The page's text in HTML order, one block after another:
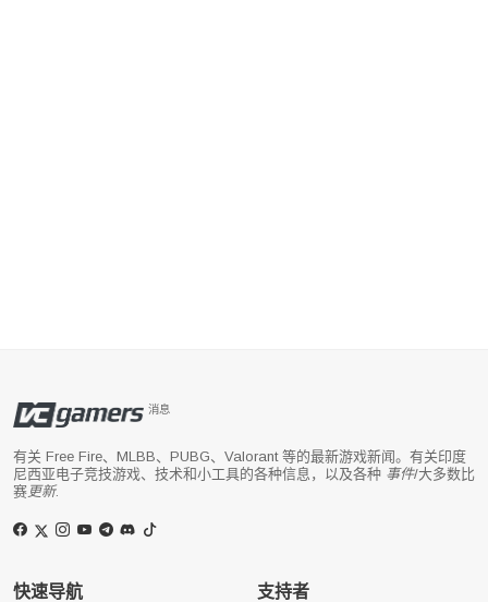
消息
有关 Free Fire、MLBB、PUBG、Valorant 等的最新游戏新闻。有关印度
尼西亚电子竞技游戏、技术和小工具的各种信息，以及各种 事件/大多数比
赛更新.
快速导航 支持者